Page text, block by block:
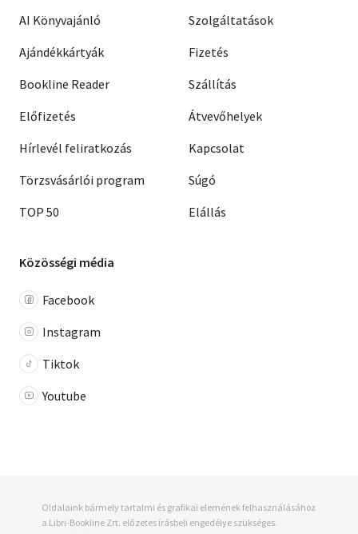
AI Könyvajánló
Ajándékkártyák
Bookline Reader
Előfizetés
Hírlevél feliratkozás
Törzsvásárlói program
TOP 50
Szolgáltatások
Fizetés
Szállítás
Átvevőhelyek
Kapcsolat
Súgó
Elállás
Közösségi média
Facebook
Instagram
Tiktok
Youtube
Oldalaink bármely tartalmi és grafikai elemének felhasználásához
a Libri-Bookline Zrt. előzetes írásbeli engedélye szükséges.